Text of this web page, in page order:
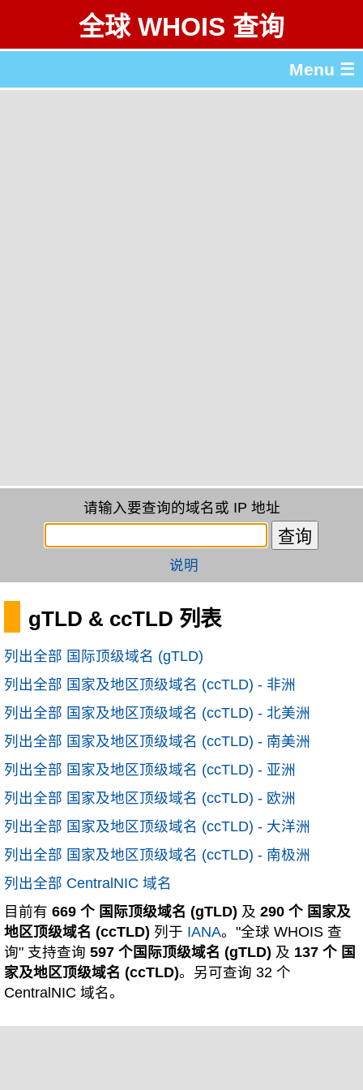
全球 WHOIS 查询
Menu ☰
请输入要查询的域名或 IP 地址
说明
gTLD & ccTLD 列表
列出全部 国际顶级域名 (gTLD)
列出全部 国家及地区顶级域名 (ccTLD) - 非洲
列出全部 国家及地区顶级域名 (ccTLD) - 北美洲
列出全部 国家及地区顶级域名 (ccTLD) - 南美洲
列出全部 国家及地区顶级域名 (ccTLD) - 亚洲
列出全部 国家及地区顶级域名 (ccTLD) - 欧洲
列出全部 国家及地区顶级域名 (ccTLD) - 大洋洲
列出全部 国家及地区顶级域名 (ccTLD) - 南极洲
列出全部 CentralNIC 域名
目前有 669 个 国际顶级域名 (gTLD) 及 290 个 国家及
地区顶级域名 (ccTLD) 列于 IANA。"全球 WHOIS 查
询" 支持查询 597 个国际顶级域名 (gTLD) 及 137 个 国
家及地区顶级域名 (ccTLD)。另可查询 32 个
CentralNIC 域名。